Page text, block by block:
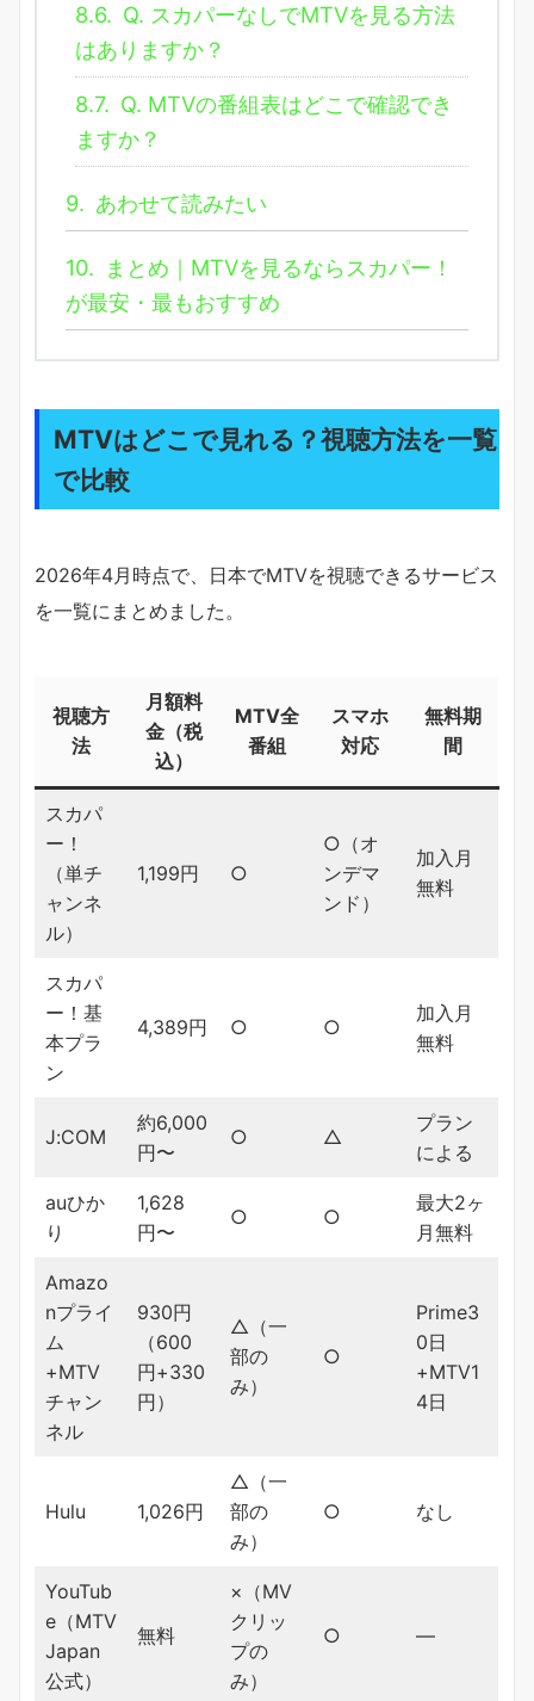
8.6. Q. スカパーなしでMTVを見る方法
はありますか？
8.7. Q. MTVの番組表はどこで確認でき
ますか？
9. あわせて読みたい
10.
まとめ｜MTVを見るならスカパー！
が最安・最もおすすめ
MTVはどこで見れる？視聴方法を一覧
で比較
2026年4月時点で、日本でMTVを視聴できるサービス
を一覧にまとめました。
視聴方
法
月額料
金（税
込）
MTV全
番組
スマホ
対応
無料期
間
スカパ
ー！
（単チ
ャンネ
ル）
1,199円 ○
○（オ
ンデマ
ンド）
加入月
無料
スカパ
ー！基
本プラ
ン
4,389円 ○ ○
加入月
無料
J:COM
約6,000
円〜
○ △
プラン
による
auひか
り
1,628
円〜
○ ○
最大2ヶ
月無料
Amazo
nプライ
ム
+MTV
チャン
ネル
930円
（600
円+330
円）
△（一
部の
み）
○
Prime3
0日
+MTV1
4日
Hulu 1,026円
△（一
部の
み）
○ なし
YouTub
e（MTV
Japan
公式）
無料
×（MV
クリッ
プの
み）
○ ―